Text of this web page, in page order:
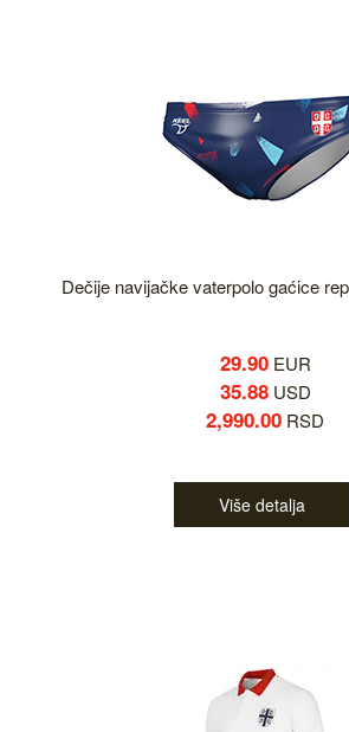
Dečije navijačke vaterpolo gaćice
29.90EUR
35.88USD
2,990.00 RSD
Više detalja